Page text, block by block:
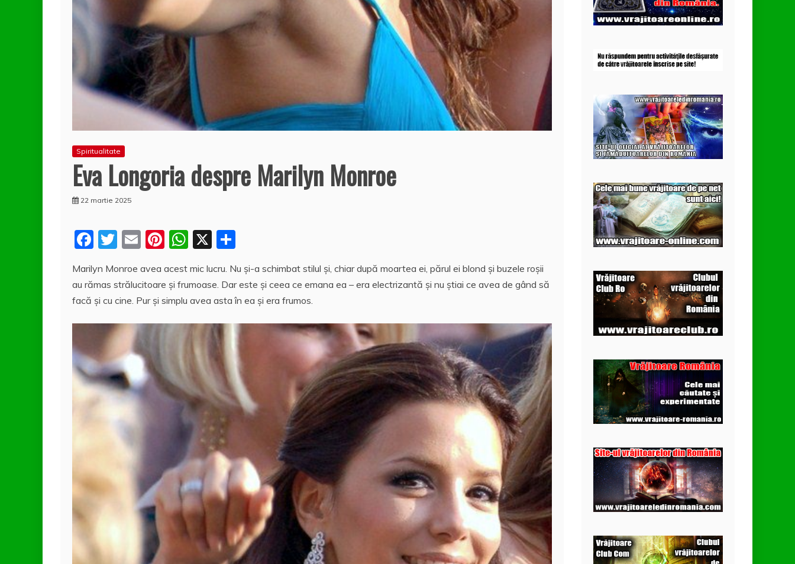
Spiritualitate
Eva Longoria despre Marilyn Monroe
22 martie 2025
F
c
e
o
o
k
T
itt
er
E
ai
l
Pi
er
e
W
at
s
p
p
X
rt
aj
a
z
ă
Marilyn Monroe avea acest mic lucru. Nu și-a schimbat stilul și, chiar după moartea ei, părul ei blond și buzele roșii
au rămas strălucitoare și frumoase. Dar este și ceea ce emana ea – era electrizantă și nu știai ce avea de gând să
facă și cu cine. Pur și simplu avea asta în ea și era frumos.